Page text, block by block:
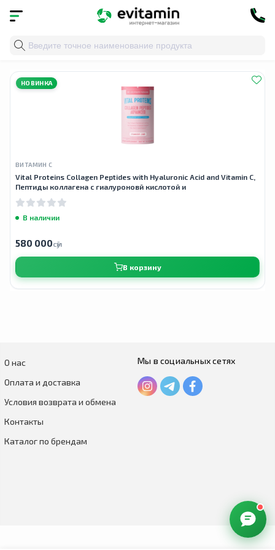
Главная » vital proteins.
НОВИНКА
ВИТАМИН С
Vital Proteins Collagen Peptides with Hyaluronic Acid and Vitamin C,
Пептиды коллагена с гиалуроновй кислотой и
В наличии
580 000сӯм
В корзину
О нас
Оплата и доставка
Условия возврата и обмена
Контакты
Каталог по брендам
Мы в социальных сетях